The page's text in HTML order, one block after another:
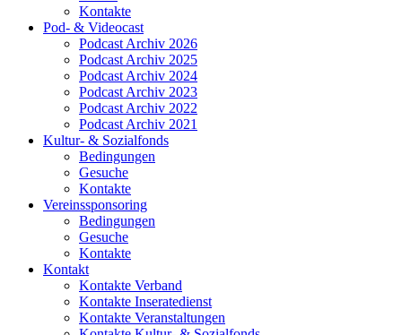
Kontakte
Pod- & Videocast
Podcast Archiv 2026
Podcast Archiv 2025
Podcast Archiv 2024
Podcast Archiv 2023
Podcast Archiv 2022
Podcast Archiv 2021
Kultur- & Sozialfonds
Bedingungen
Gesuche
Kontakte
Vereinssponsoring
Bedingungen
Gesuche
Kontakte
Kontakt
Kontakte Verband
Kontakte Inseratedienst
Kontakte Veranstaltungen